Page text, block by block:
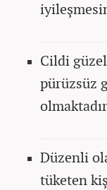
Cildi
pürüzsüz
Düzenli
tüketen